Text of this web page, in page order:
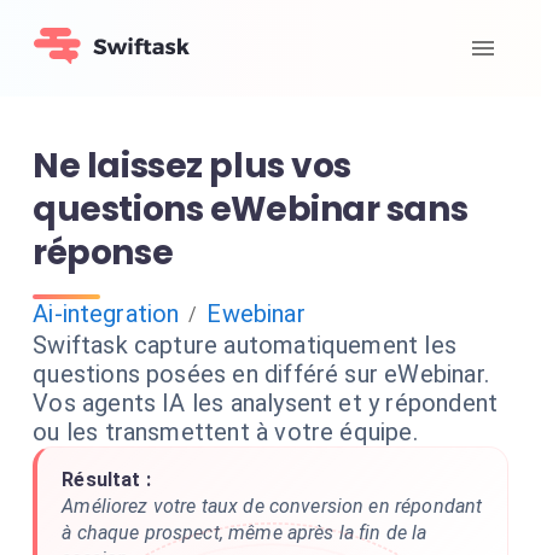
Ne laissez plus vos
questions eWebinar sans
réponse
Ai-integration / Ewebinar
Swiftask capture automatiquement les
questions posées en différé sur eWebinar.
Vos agents IA les analysent et y répondent
ou les transmettent à votre équipe.
Résultat :
Améliorez votre taux de conversion en répondant
à chaque prospect, même après la fin de la